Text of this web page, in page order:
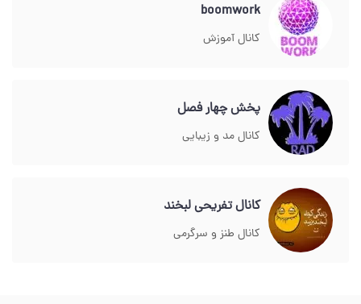
boomwork
کانال آموزش
پخش چهار فصل
کانال مد و زیبایی
کانال تفریحی لبخند
کانال طنز و سرگرمی